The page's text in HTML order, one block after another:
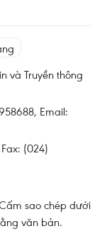
và Truyền thông
Email:
(024)
sao chép dưới
văn bản.